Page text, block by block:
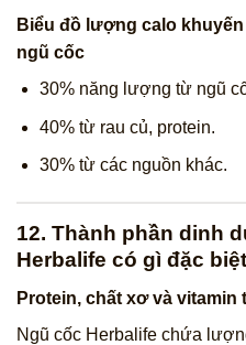
Biểu đồ lượng calo
ngũ cốc
30% năng lượng từ ngũ
40% từ rau củ, protein.
30% từ các nguồn khác.
12. Thành phần dinh
Herbalife có gì đặc
Protein, chất xơ và vitamin
Ngũ cốc Herbalife chứa